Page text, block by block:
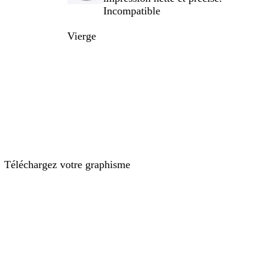
Incompatible
Vierge
Téléchargez votre graphisme